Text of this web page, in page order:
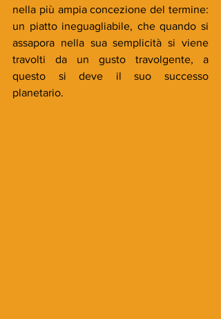
nella più ampia concezione del termine:
un piatto ineguagliabile, che quando si
assapora nella sua semplicità si viene
travolti da un gusto travolgente, a
questo si deve il suo successo
planetario.